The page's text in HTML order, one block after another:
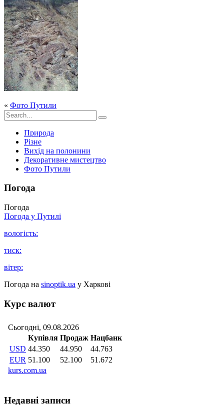
« Фото Путили
Природа
Різне
Вихід на полонини
Декоративне мистецтво
Фото Путили
Погода
Погода
Погода у Путилі
вологість:
тиск:
вітер:
Погода на sinoptik.ua у Харкові
Курс валют
Недавні записи